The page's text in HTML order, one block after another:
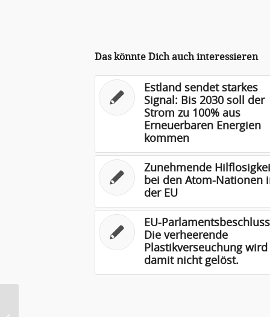
Das könnte Dich auch interessieren
Estland sendet starkes
Signal: Bis 2030 soll der
Strom zu 100% aus
Erneuerbaren Energien
kommen
Zunehmende
bei den Atom-Nationen
der EU
EU-
Die verheerende
Plastikverseuchung wird
damit nicht gelöst.